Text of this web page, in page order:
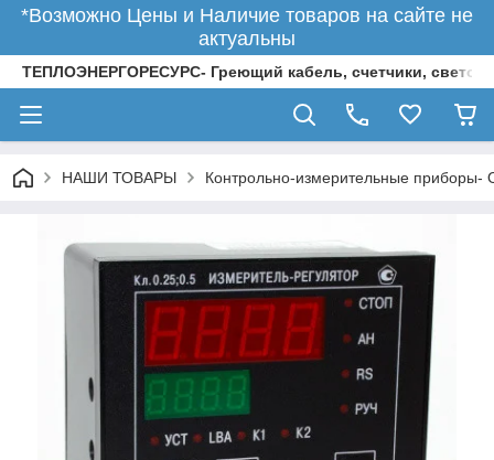
*Возможно Цены и Наличие товаров на сайте не
актуальны
ТЕПЛОЭНЕРГОРЕСУРС- Греющий кабель, счетчики,
НАШИ ТОВАРЫ Контрольно-измерительные приборы-